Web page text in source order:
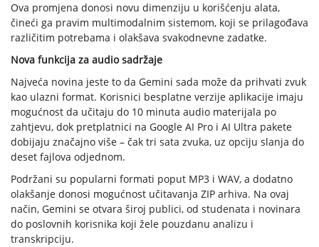
Ova promjena donosi novu dimenziju u korišćenju alata,
čineći ga pravim multimodalnim sistemom, koji se prilagođava
različitim potrebama i olakšava svakodnevne zadatke.
Nova funkcija za audio sadržaje
Najveća novina jeste to da Gemini sada može da prihvati zvuk
kao ulazni format. Korisnici besplatne verzije aplikacije imaju
mogućnost da učitaju do 10 minuta audio materijala po
zahtjevu, dok pretplatnici na Google AI Pro i AI Ultra pakete
dobijaju značajno više – čak tri sata zvuka, uz opciju slanja do
deset fajlova odjednom.
Podržani su popularni formati poput MP3 i WAV, a dodatno
olakšanje donosi mogućnost učitavanja ZIP arhiva. Na ovaj
način, Gemini se otvara široj publici, od studenata i novinara
do poslovnih korisnika koji žele pouzdanu analizu i
transkripciju.